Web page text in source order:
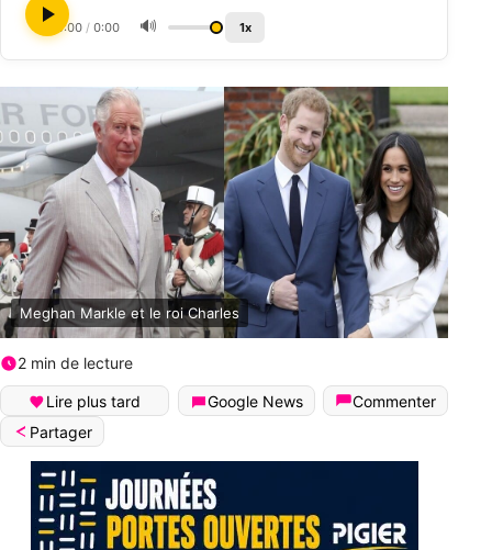
0:00 / 0:00 🔊 1x
Meghan Markle et le roi Charles
2 min de lecture
Lire plus tard Google News
Commenter
Partager